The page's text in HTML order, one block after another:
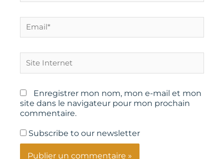
Internet
Enregistrer mon nom, mon e-mail et mon
site dans le navigateur pour mon prochain
commentaire.
Subscribe to our newsletter